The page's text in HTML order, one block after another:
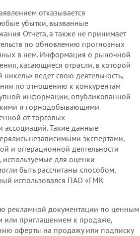
отказывается
убытки, вызванные
Отчета, а также не принимает
по обновлению прогнозных
в нем. Информация о рыночной
касающиеся отрасли, в которой
ведет свою деятельность,
по отношению к конкурентам
информации, опубликованной
и горнодобывающими
от торговых
ассоциаций. Такие данные
независимыми экспертами,
и операционной деятельности
для оценки
быть рассчитаны способом,
использовался ПАО «ГМК
рекламной документации по ценным
или приглашением к продаже,
оферты на продажу или подписку